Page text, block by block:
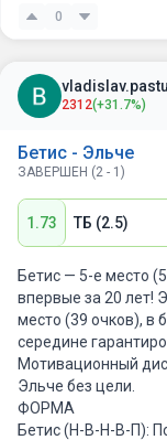
0
2312(+31.7%)
Бетис - Эльче
ЗАВЕРШЕН (2 - 1)
1.73 ТБ (2.5)
Бетис — 5-е место
впервые за 20 лет!
место (39 очков), в
середине
Мотивационный
Эльче без цели.
ФОРМА
Бетис (Н-В-Н-В-П):